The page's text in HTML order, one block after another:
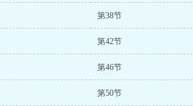
第38节
第42节
第46节
第50节